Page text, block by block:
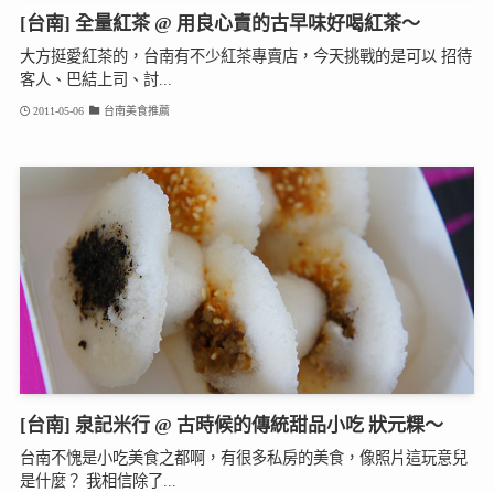
[台南] 全量紅茶 @ 用良心賣的古早味好喝紅茶～
大方挺愛紅茶的，台南有不少紅茶專賣店，今天挑戰的是可以 招待
客人、巴結上司、討...
2011-05-06 台南美食推薦
[台南] 泉記米行 @ 古時候的傳統甜品小吃 狀元粿～
台南不愧是小吃美食之都啊，有很多私房的美食，像照片這玩意兒
是什麼？ 我相信除了...